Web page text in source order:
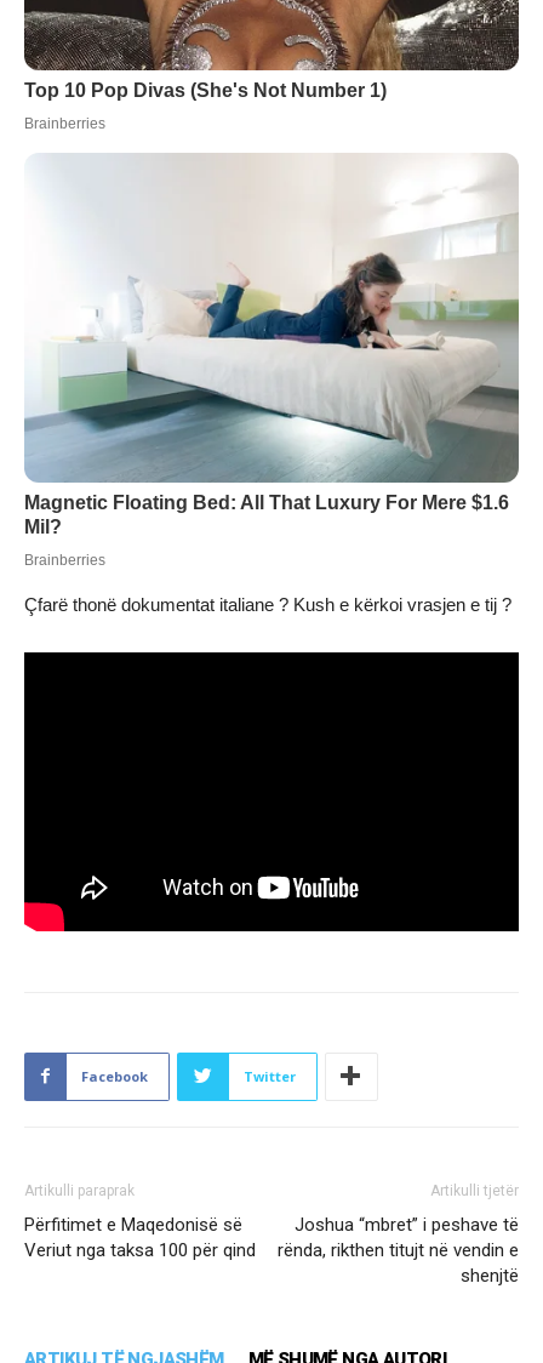
Çfarë thonë dokumentat italiane ? Kush e kërkoi vrasjen e tij ?
Facebook Twitter
Artikulli paraprak
Përfitimet e Maqedonisë së
Veriut nga taksa 100 për qind
Artikulli tjetër
Joshua “mbret” i peshave të
rënda, rikthen titujt në vendin e
shenjtë